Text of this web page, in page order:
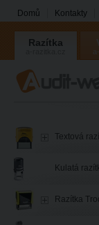
Domů Kontakty
Razítka
Textová
Kulatá
Razítka